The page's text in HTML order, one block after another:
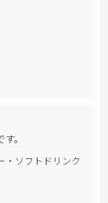
。
・ソフトドリンク